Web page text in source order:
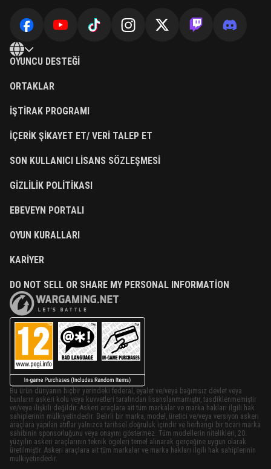
OYUNCU DESTEĞI
ORTAKLAR
İŞTIRAK PROGRAMI
İÇERIK ŞIKAYET ET/ VERI TALEP ET
SON KULLANICI LISANS SÖZLEŞMESI
GIZLILIK POLITIKASI
EBEVEYN PORTALI
OYUN KURALLARI
KARIYER
DO NOT SELL OR SHARE MY PERSONAL INFORMATION
Bu ürün dünyanın hiçbir yerindeki federal, eyalet ve/veya bağımsız devlet veya
bunların askeri kolu veya kuvvetleri tarafından lisanslanmamıştır, tasdiklenmemiştir
ve/veya ilişkili değildir. Askeri araçlara ait tüm markalar ve marka hakları ilgili hak
sahiplerinin mülkiyetindedir. Belirli bir marka, model, üretici ve/veya versiyon askeri
araçlara yapılan atıflar yalnızca tarihsel doğruluk içindir ve herhangi bir ticari marka
sahibinin sponsorluğunu veya onayını göstermez. Tüm modellerin nitelikleri, 20.
yüzyılın askeri araçlarının teknik ögeleri temel alınarak gerçeğine uygun olarak
üretilmiştir. Askeri araçlara ait tüm markalar ve marka hakları ilgili hak sahiplerinin
mülkiyetindedir.